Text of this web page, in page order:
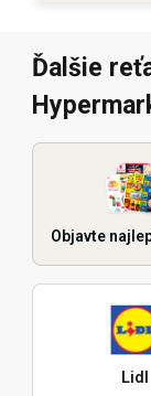
Ďalšie
Objavte
Lidl